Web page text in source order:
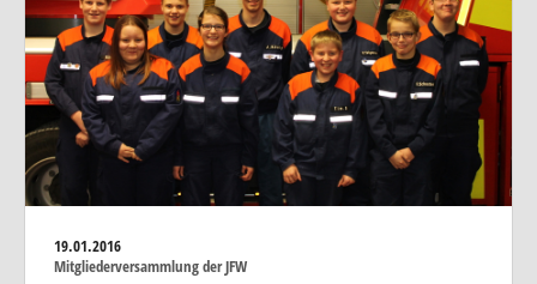
19.01.2016
Mitgliederversammlung der JFW